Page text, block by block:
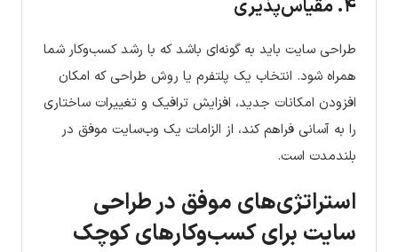
۴. مقیاس‌پذیری
طراحی سایت باید به گونه‌ای باشد که با رشد کسب‌وکار شما
همراه شود. انتخاب یک پلتفرم یا روش طراحی که امکان
افزودن امکانات جدید، افزایش ترافیک و تغییرات ساختاری
را به آسانی فراهم کند، از الزامات یک وب‌سایت موفق در
بلندمدت است.
استراتژی‌های موفق در طراحی
سایت برای کسب‌وکارهای کوچک